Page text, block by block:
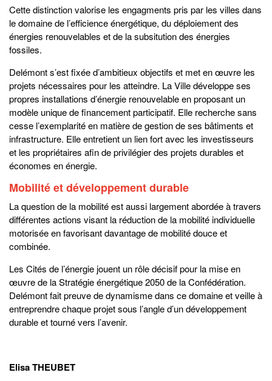
Cette distinction valorise les engagments pris par les villes dans
le domaine de l’efficience énergétique, du déploiement des
énergies renouvelables et de la subsitution des énergies
fossiles.
Delémont s’est fixée d’ambitieux objectifs et met en œuvre les
projets nécessaires pour les atteindre. La Ville développe ses
propres installations d’énergie renouvelable en proposant un
modèle unique de financement participatif. Elle recherche sans
cesse l’exemplarité en matière de gestion de ses bâtiments et
infrastructure. Elle entretient un lien fort avec les investisseurs
et les propriétaires afin de privilégier des projets durables et
économes en énergie.
Mobilité et développement durable
La question de la mobilité est aussi largement abordée à travers
différentes actions visant la réduction de la mobilité individuelle
motorisée en favorisant davantage de mobilité douce et
combinée.
Les Cités de l’énergie jouent un rôle décisif pour la mise en
œuvre de la Stratégie énergétique 2050 de la Confédération.
Delémont fait preuve de dynamisme dans ce domaine et veille à
entreprendre chaque projet sous l’angle d’un développement
durable et tourné vers l’avenir.
Elisa THEUBET